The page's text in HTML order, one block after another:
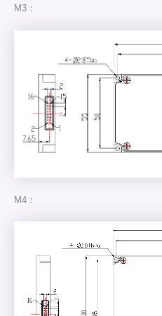
M3：
M4：